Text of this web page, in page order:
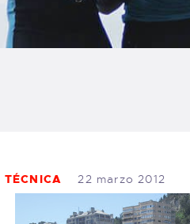
BLOG
TIENDA
TÉCNICA 22 marzo 2012